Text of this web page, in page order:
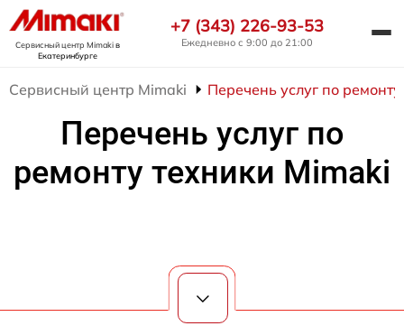
Сервисный центр Mimakiв
Екатеринбурге
+7 (343) 226-93-53
Ежедневно с 9:00 до 21:00
Сервисный центр Mimaki Перечень услуг по
Перечень услуг по
ремонту техники Mimaki